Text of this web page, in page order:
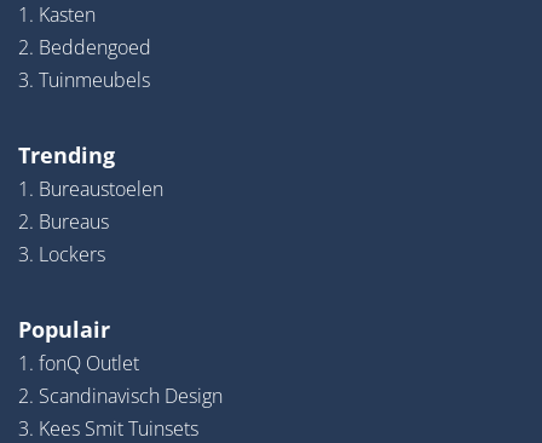
1. Kasten
2. Beddengoed
3. Tuinmeubels
Trending
1. Bureaustoelen
2. Bureaus
3. Lockers
Populair
1. fonQ Outlet
2. Scandinavisch Design
3. Kees Smit Tuinsets